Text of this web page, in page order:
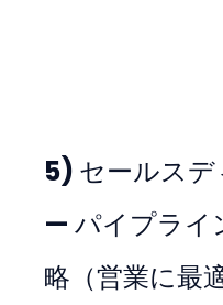
5) セールス
— パイプライ
略（営業に最適